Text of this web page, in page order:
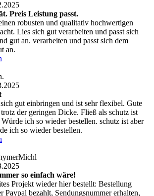
Preis Leistung passt.
robusten und qualitativ hochwertigen
Lies sich gut verarbeiten und passt sich
gut an. verarbeiten und passt sich dem
an.
gut einbringen und ist sehr flexibel. Gute
der geringen Dicke. Fließ als schutz ist
ich so wieder bestellen. schutz ist aber
ich so wieder bestellen.
so einfach wäre!
Projekt wieder hier bestellt: Bestellung
Paypal bezahlt, Sendungsnummer erhalten,